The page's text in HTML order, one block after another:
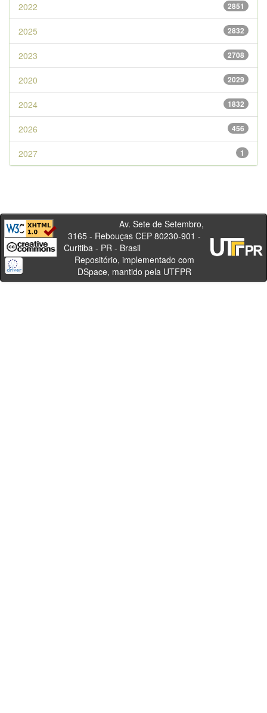
2851
2022
2832
2025
2708
2023
2029
2020
1832
2024
456
2026
1
2027
Av. Sete de Setembro,
3165 - Rebouças CEP 80230-901 -
Curitiba - PR - Brasil
Repositório, implementado com
DSpace, mantido pela UTFPR